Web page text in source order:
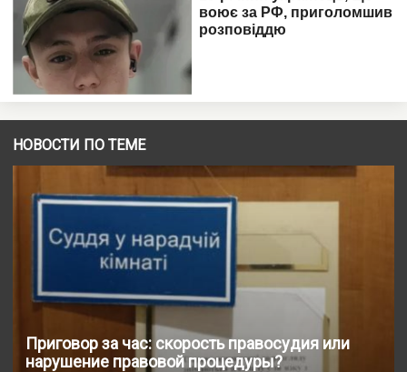
НОВОСТИ ПО ТЕМЕ
Приговор за час: скорость правосудия или
нарушение правовой процедуры?